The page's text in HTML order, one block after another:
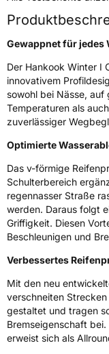
Rollgeräusch (dB)
3PMSF /
EisgripNein
EPREL ID499951
Allgemeine
Herstellerkontakt
D-
Gewappnet für jedes
Der Hankook Winter I
innovativem
sowohl bei Nässe,
Temperaturen als
zuverlässiger
Optimierte
Das v-förmige
Schulterbereich
regennasser Straße
werden. Daraus folgt
Griffigkeit. Diesen
Beschleunigen und
Verbessertes
Mit den neu
verschneiten
gestaltet und tragen
Bremseigenschaft
erweist sich als